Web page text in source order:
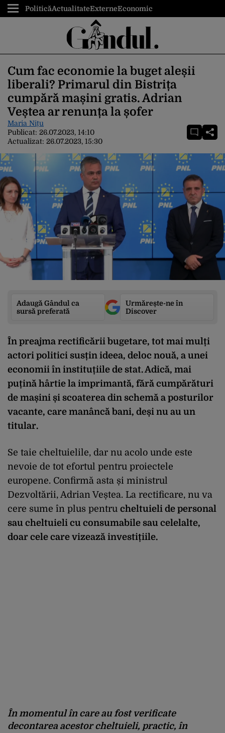
PoliticăActualitateExterneEconomic
Cum fac economie la buget aleșii
liberali? Primarul din Bistrița
cumpără mașini gratis. Adrian
Veștea ar renunța la șofer
Maria Nițu
Publicat: 26.07.2023, 14:10
Actualizat: 26.07.2023, 15:30
Adaugă Gândul ca
sursă preferată
Urmărește-ne în
Discover
În preajma rectificării bugetare, tot mai mulți
actori politici susțin ideea, deloc nouă, a unei
economii în instituțiile de stat. Adică, mai
puțină hârtie la imprimantă, fără cumpărături
de mașini și scoaterea din schemă a posturilor
vacante, care manâncă bani, deși nu au un
titular.
Se taie cheltuielile, dar nu acolo unde este
nevoie de tot efortul pentru proiectele
europene. Confirmă asta și ministrul
Dezvoltării, Adrian Veștea. La rectificare, nu va
cere sume în plus pentru cheltuieli de personal
sau cheltuieli cu consumabile sau celelalte,
doar cele care vizează investițiile.
În momentul în care au fost verificate
decontarea acestor cheltuieli, practic, în